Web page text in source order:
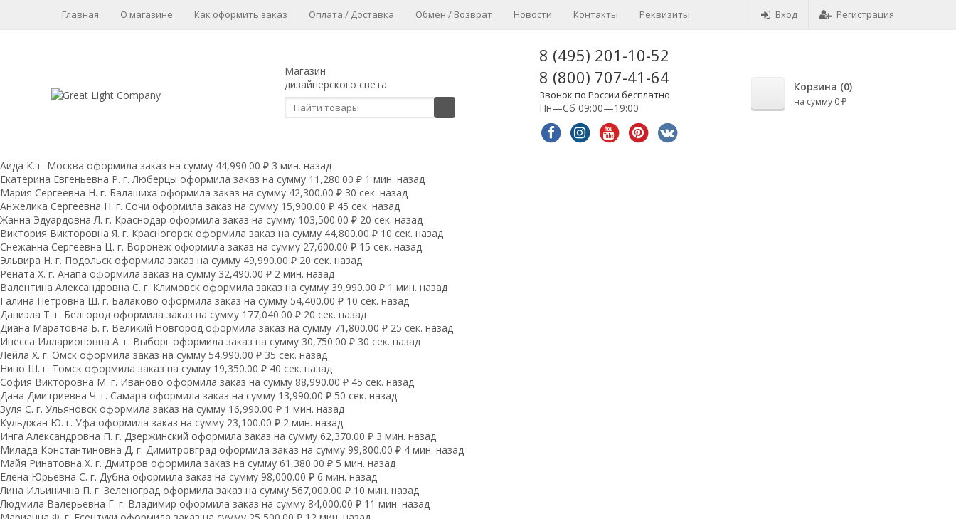
Главная О магазине Как оформить заказ Оплата / Доставка Обмен / Возврат Новости Контакты Реквизиты Вход Регистрация
Магазин
дизайнерского света
8 (495) 201-10-52
8 (800) 707-41-64
Звонок по России бесплатно
Пн—Сб 09:00—19:00
Корзина (0)
на сумму 0 ₽
Аида К. г. Москва оформила заказ на сумму 44,990.00 ₽ 3 мин. назад
Екатерина Евгеньевна Р. г. Люберцы оформила заказ на сумму 11,280.00 ₽ 1 мин. назад
Мария Сергеевна H. г. Балашиха оформила заказ на сумму 42,300.00 ₽ 30 сек. назад
Анжелика Сергеевна Н. г. Сочи оформила заказ на сумму 15,900.00 ₽ 45 сек. назад
Жанна Эдуардовна Л. г. Краснодар оформила заказ на сумму 103,500.00 ₽ 20 сек. назад
Виктория Викторовна Я. г. Красногорск оформила заказ на сумму 44,800.00 ₽ 10 сек. назад
Снежанна Сергеевна Ц. г. Воронеж оформила заказ на сумму 27,600.00 ₽ 15 сек. назад
Эльвира Н. г. Подольск оформила заказ на сумму 49,990.00 ₽ 20 сек. назад
Рената Х. г. Анапа оформила заказ на сумму 32,490.00 ₽ 2 мин. назад
Валентина Александровна С. г. Климовск оформила заказ на сумму 39,990.00 ₽ 1 мин. назад
Галина Петровна Ш. г. Балаково оформила заказ на сумму 54,400.00 ₽ 10 сек. назад
Даниэла Т. г. Белгород оформила заказ на сумму 177,040.00 ₽ 20 сек. назад
Диана Маратовна Б. г. Великий Новгород оформила заказ на сумму 71,800.00 ₽ 25 сек. назад
Инесса Илларионовна А. г. Выборг оформила заказ на сумму 30,750.00 ₽ 30 сек. назад
Лейла Х. г. Омск оформила заказ на сумму 54,990.00 ₽ 35 сек. назад
Нино Ш. г. Томск оформила заказ на сумму 19,350.00 ₽ 40 сек. назад
София Викторовна М. г. Иваново оформила заказ на сумму 88,990.00 ₽ 45 сек. назад
Дана Дмитриевна Ч. г. Самара оформила заказ на сумму 13,990.00 ₽ 50 сек. назад
Зуля С. г. Ульяновск оформила заказ на сумму 16,990.00 ₽ 1 мин. назад
Кульджан Ю. г. Уфа оформила заказ на сумму 23,100.00 ₽ 2 мин. назад
Инга Александровна П. г. Дзержинский оформила заказ на сумму 62,370.00 ₽ 3 мин. назад
Милада Константиновна Д. г. Димитровград оформила заказ на сумму 99,800.00 ₽ 4 мин. назад
Майя Ринатовна Х. г. Дмитров оформила заказ на сумму 61,380.00 ₽ 5 мин. назад
Елена Юрьевна С. г. Дубна оформила заказ на сумму 98,000.00 ₽ 6 мин. назад
Лина Ильинична П. г. Зеленоград оформила заказ на сумму 567,000.00 ₽ 10 мин. назад
Людмила Валерьевна Г. г. Владимир оформила заказ на сумму 84,000.00 ₽ 11 мин. назад